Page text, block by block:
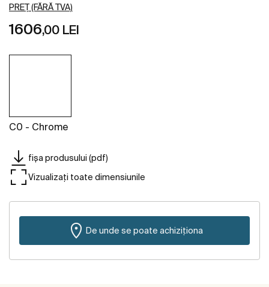
PREȚ (FĂRĂ TVA)
1606,00 LEI
C0 - Chrome
fișa produsului (pdf)
Vizualizați toate dimensiunile
De unde se poate achiziționa